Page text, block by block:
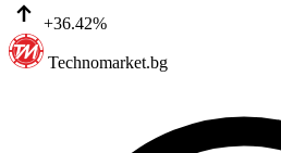
+36.42%
Technomarket.bg